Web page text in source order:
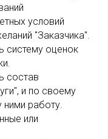
условий
"Заказчика".
систему оценок
состав
и по своему
работу.
или